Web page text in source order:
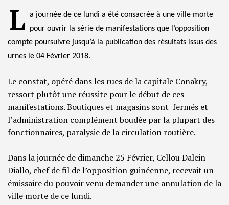
L a journée de ce lundi a été consacrée à une ville morte
pour ouvrir la série de manifestations que l’opposition
compte poursuivre jusqu’à la publication des résultats issus des
urnes le 04 Février 2018.
Le constat, opéré dans les rues de la capitale Conakry,
ressort plutôt une réussite pour le début de ces
manifestations. Boutiques et magasins sont fermés et
l’administration complément boudée par la plupart des
fonctionnaires, paralysie de la circulation routière.
Dans la journée de dimanche 25 Février, Cellou Dalein
Diallo, chef de fil de l’opposition guinéenne, recevait un
émissaire du pouvoir venu demander une annulation de la
ville morte de ce lundi.